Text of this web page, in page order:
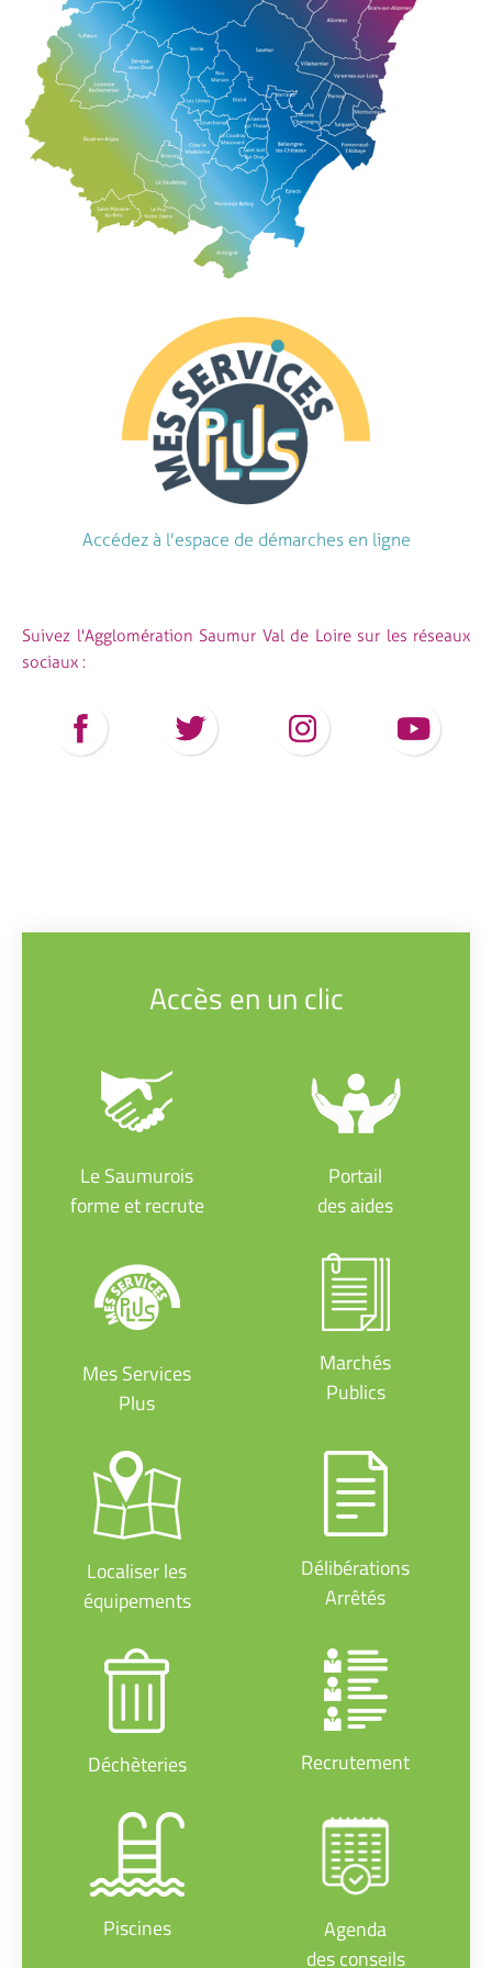
Accédez à l'espace de démarches en ligne
Suivez l'Agglomération Saumur Val de Loire sur les réseaux
sociaux :
Accès en un clic
Le Saumurois
forme et recrute
Portail
des aides
Mes Services
Plus
Marchés
Publics
Localiser les
équipements
Délibérations
Arrêtés
Déchèteries Recrutement
Piscines
Agenda
des conseils